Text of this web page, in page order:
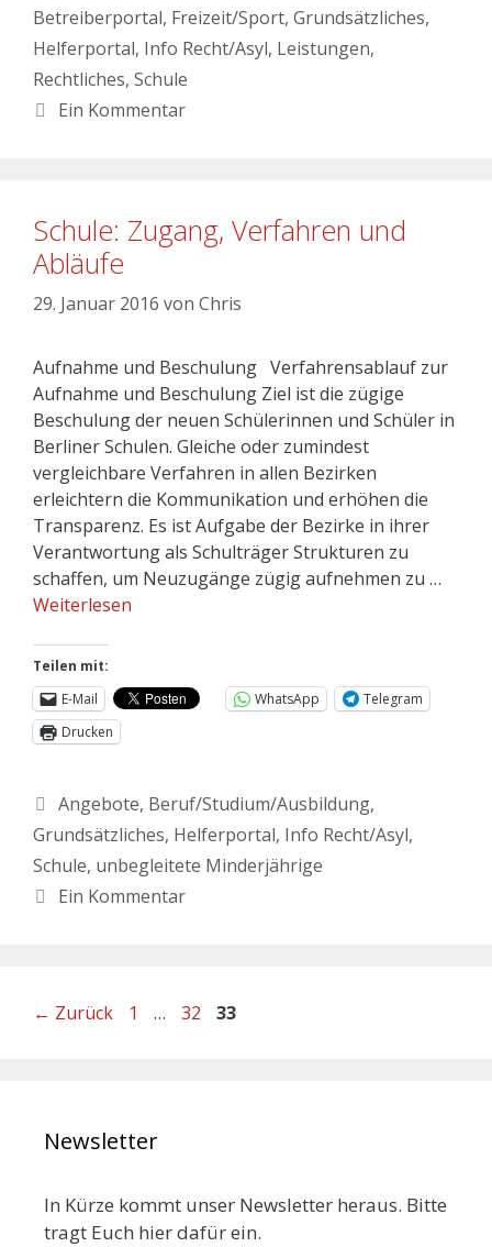
Betreiberportal, Freizeit/Sport, Grundsätzliches,
Helferportal, Info Recht/Asyl, Leistungen,
Rechtliches, Schule
Ein Kommentar
Schule: Zugang, Verfahren und
Abläufe
29. Januar 2016 von Chris
Aufnahme und Beschulung Verfahrensablauf zur
Aufnahme und Beschulung Ziel ist die zügige
Beschulung der neuen Schülerinnen und Schüler in
Berliner Schulen. Gleiche oder zumindest
vergleichbare Verfahren in allen Bezirken
erleichtern die Kommunikation und erhöhen die
Transparenz. Es ist Aufgabe der Bezirke in ihrer
Verantwortung als Schulträger Strukturen zu
schaffen, um Neuzugänge zügig aufnehmen zu …
Weiterlesen
Teilen mit:
E-Mail
WhatsApp
Telegram
Drucken
Angebote, Beruf/Studium/Ausbildung,
Grundsätzliches, Helferportal, Info Recht/Asyl,
Schule, unbegleitete Minderjährige
Ein Kommentar
← Zurück 1 … 32 33
Newsletter
In Kürze kommt unser Newsletter heraus. Bitte
tragt Euch hier dafür ein.